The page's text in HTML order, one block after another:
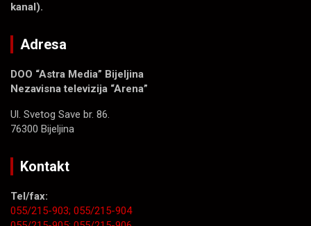
kanal).
Adresa
DOO “Astra Media” Bijeljina
Nezavisna televizija “Arena”
Ul. Svetog Save br. 86.
76300 Bijeljina
Kontakt
Tel/fax:
055/215-903; 055/215-904